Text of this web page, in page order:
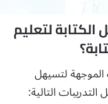
لتعليم
الموجهة لتسيهل
التالية: